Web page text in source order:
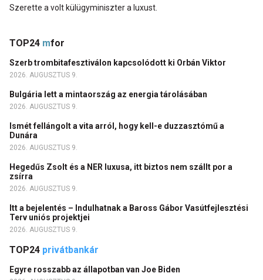
Szerette a volt külügyminiszter a luxust.
TOP24 mfor
Szerb trombitafesztiválon kapcsolódott ki Orbán Viktor
2026. AUGUSZTUS 9.
Bulgária lett a mintaország az energia tárolásában
2026. AUGUSZTUS 9.
Ismét fellángolt a vita arról, hogy kell-e duzzasztómű a
Dunára
2026. AUGUSZTUS 9.
Hegedűs Zsolt és a NER luxusa, itt biztos nem szállt por a
zsírra
2026. AUGUSZTUS 9.
Itt a bejelentés – Indulhatnak a Baross Gábor Vasútfejlesztési
Terv uniós projektjei
2026. AUGUSZTUS 9.
TOP24 privátbankár
Egyre rosszabb az állapotban van Joe Biden